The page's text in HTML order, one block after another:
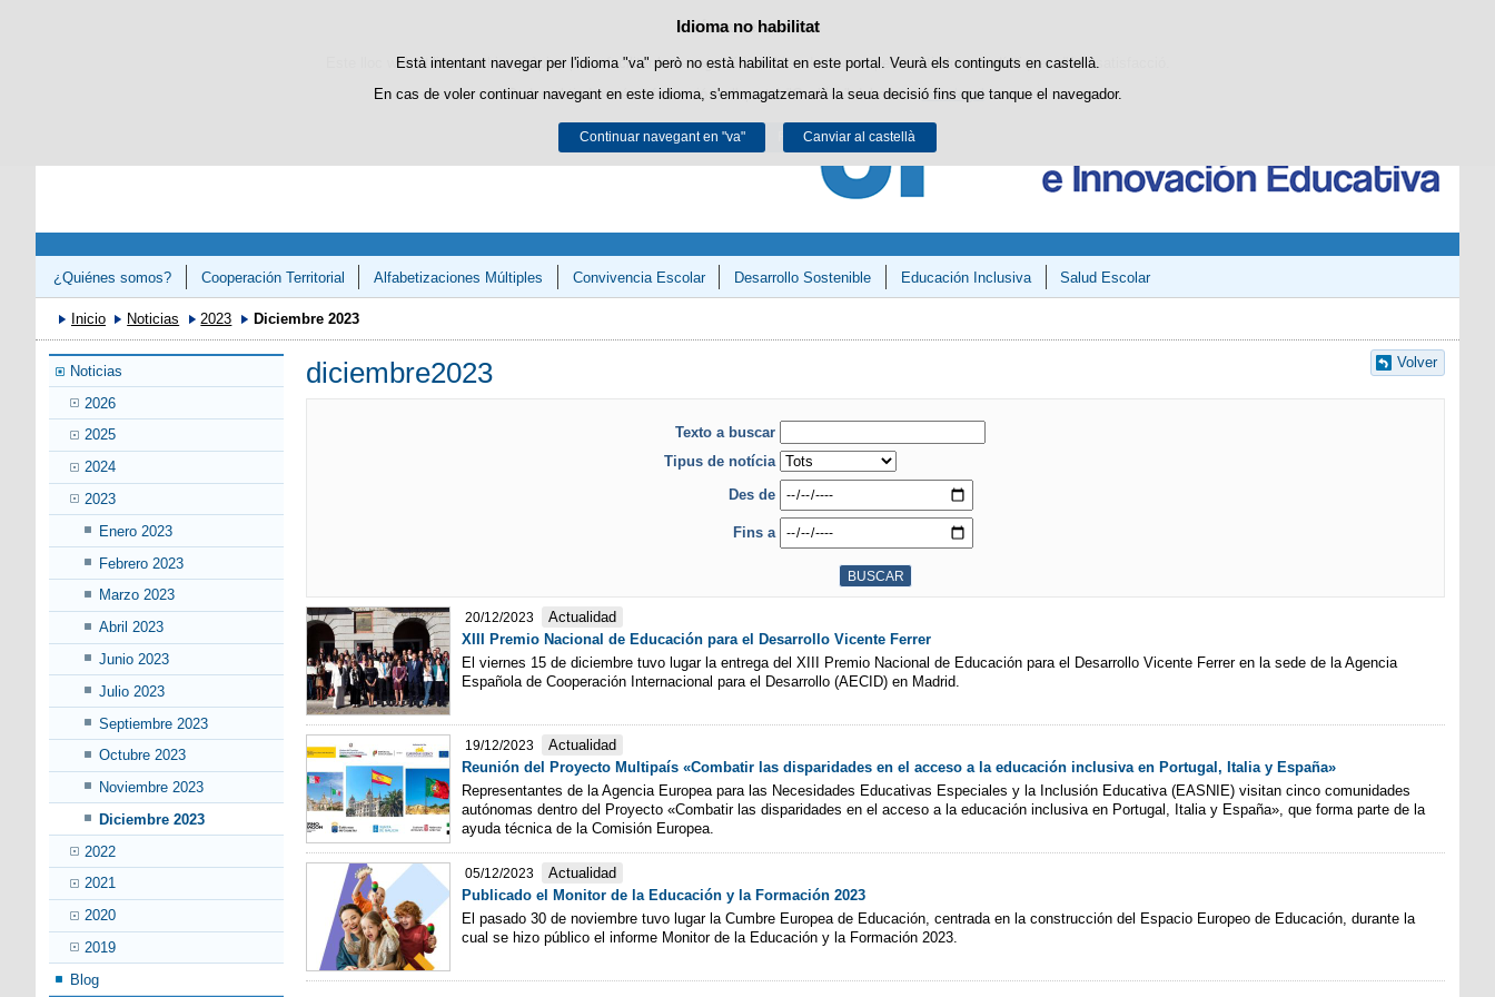
Política de cookies
Este lloc web utilitza cookies pròpies per a facilitar la navegació i cookies de tercers per a obtindre estadístiques d'ús i satisfacció.
Podeu obtindre més informació en l'apartat "Cookies" del nostreavís legal.
Acceptar Rebutjar
Idioma no habilitat
Està intentant navegar per l'idioma "va" però no està habilitat en este portal. Veurà els continguts en castellà.
En cas de voler continuar navegant en este idioma, s'emmagatzemarà la seua decisió fins que tanque el navegador.
Continuar navegant en "va" Canviar al castellà
Passar al contingut
¿Quiénes somos? Cooperación Territorial Alfabetizaciones Múltiples Convivencia Escolar Desarrollo Sostenible Educación Inclusiva Salud Escolar
Congreso «Avanzando en el Refuerzo de la Competencias Lectora y Matemáticas»
Inicio Noticias 2023 Diciembre 2023
Noticias
2026
2025
2024
2023
Enero 2023
Febrero 2023
Marzo 2023
Abril 2023
Junio 2023
Julio 2023
Septiembre 2023
Octubre 2023
Noviembre 2023
Diciembre 2023
2022
2021
2020
2019
Blog
Volver
diciembre2023
Texto a buscar
Tipus de notícia
Des de
Fins a
20/12/2023
Actualidad
XIII Premio Nacional de Educación para el Desarrollo Vicente Ferrer
El viernes 15 de diciembre tuvo lugar la entrega del XIII Premio Nacional de Educación para el Desarrollo Vicente Ferrer en la sede de la Agencia
Española de Cooperación Internacional para el Desarrollo (AECID) en Madrid.
19/12/2023
Actualidad
Reunión del Proyecto Multipaís «Combatir las disparidades en el acceso a la educación inclusiva en Portugal, Italia y España»
Representantes de la Agencia Europea para las Necesidades Educativas Especiales y la Inclusión Educativa (EASNIE) visitan cinco comunidades
autónomas dentro del Proyecto «Combatir las disparidades en el acceso a la educación inclusiva en Portugal, Italia y España», que forma parte de la
ayuda técnica de la Comisión Europea.
05/12/2023
Actualidad
Publicado el Monitor de la Educación y la Formación 2023
El pasado 30 de noviembre tuvo lugar la Cumbre Europea de Educación, centrada en la construcción del Espacio Europeo de Educación, durante la
cual se hizo público el informe Monitor de la Educación y la Formación 2023.